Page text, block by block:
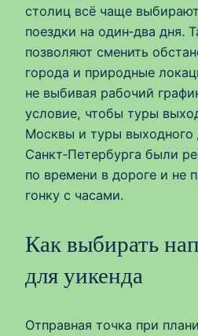
столиц всё чаще
поездки на один‑два дня.
позволяют сменить
города и природные
не выбивая рабочий
условие, чтобы туры
Москвы и туры выходного
Санкт‑Петербурга были
по времени в дороге и не
гонку с часами.
Как выбирать
для уикенда
Отправная точка при